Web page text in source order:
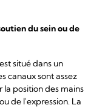
du sein ou de
situé dans un
canaux sont assez
position des mains
de l'expression. La